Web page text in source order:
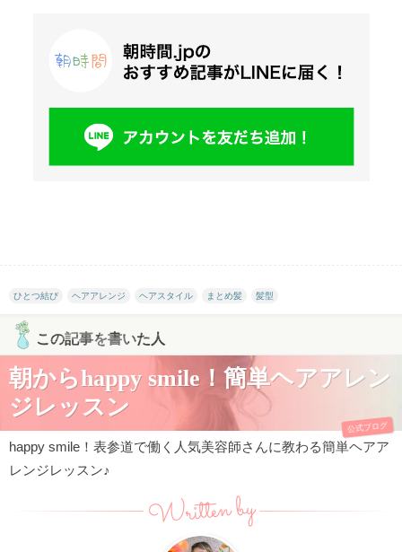
ひとつ結び ヘアアレンジ ヘアスタイル まとめ髪 髪型
この記事を書いた人
朝からhappy smile！簡単ヘアアレン
ジレッスン
公式ブログ
happy smile！表参道で働く人気美容師さんに教わる簡単ヘアア
レンジレッスン♪
Written by